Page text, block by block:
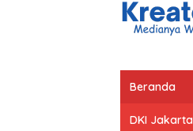
Beranda
DKI Jakarta